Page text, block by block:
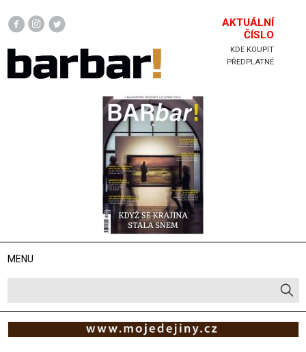
Hlavička
AKTUÁLNÍ
ČÍSLO
KDE KOUPIT
PŘEDPLATNÉ
MENU